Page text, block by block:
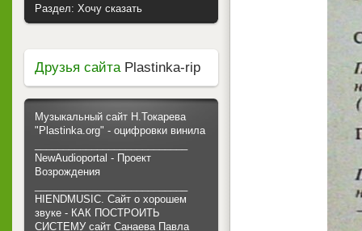
Раздел: Хочу сказать
Друзья сайтаPlastinka-rip
Музыкальный сайт Н.Токарева
"Plastinka.org" - оцифровки винила
NewAudioportal - Проект
Возрождения
HIENDMUSIC. Сайт о хорошем
звуке - КАК ПОСТРОИТЬ
СИСТЕМУ сайт Санаева Павла